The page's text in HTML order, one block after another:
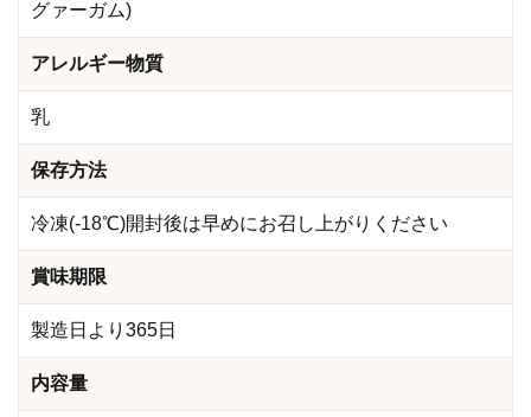
グァーガム)
アレルギー物質
乳
保存方法
冷凍(-18℃)開封後は早めにお召し上がりください
賞味期限
製造日より365日
内容量